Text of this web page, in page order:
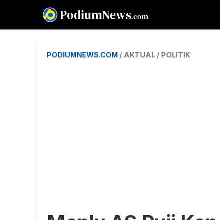
PodiumNews.com
PODIUMNEWS.COM / AKTUAL / POLITIK